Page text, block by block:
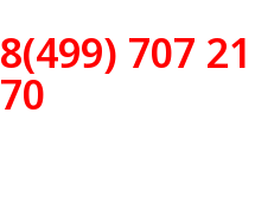
8(499) 707 21
70